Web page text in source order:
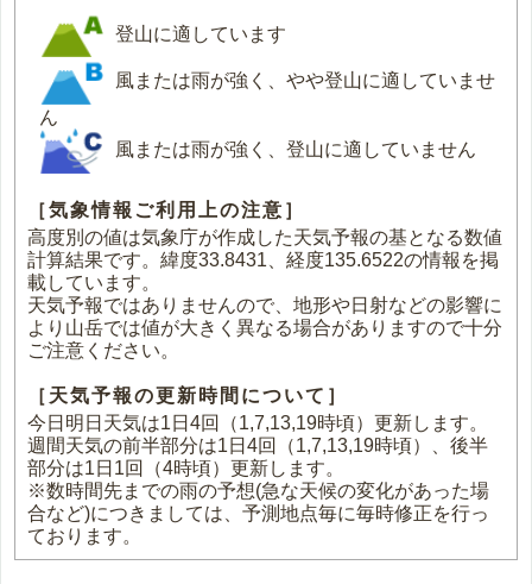
登山に適しています
風または雨が強く、やや登山に適していませ
ん
風または雨が強く、登山に適していません
［気象情報ご利用上の注意］
高度別の値は気象庁が作成した天気予報の基となる数値
計算結果です。緯度33.8431、経度135.6522の情報を掲
載しています。
天気予報ではありませんので、地形や日射などの影響に
より山岳では値が大きく異なる場合がありますので十分
ご注意ください。
［天気予報の更新時間について］
今日明日天気は1日4回（1,7,13,19時頃）更新します。
週間天気の前半部分は1日4回（1,7,13,19時頃）、後半
部分は1日1回（4時頃）更新します。
※数時間先までの雨の予想(急な天候の変化があった場
合など)につきましては、予測地点毎に毎時修正を行っ
ております。